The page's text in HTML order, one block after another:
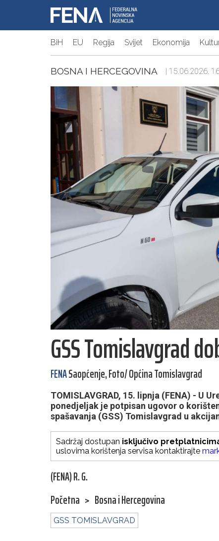
BiH EU Regija Svijet Ekonomija
BOSNA I HERCEGOVINA | 15.06.2026.
GSS Tomislavgrad
FENASaopćenje, Foto/ Općina Tomislavgrad
TOMISLAVGRAD, 15. lipnja (FENA) - U
ponedjeljak je potpisan ugovor o
spašavanja (GSS) Tomislavgrad u
Sadržaj dostupan isključivo
uslovima korištenja servisa kontaktirajte
(FENA) R. G.
Početna > Bosna i Hercegovina
GSS TOMISLAVGRAD